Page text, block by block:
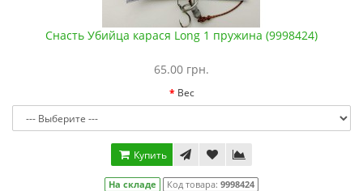
Снасть Убийца карася Long 1 пружина (9998424)
65.00 грн.
Вес
Купить
На складе Код товара: 9998424